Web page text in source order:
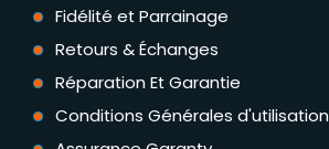
Fidélité et Parrainage
Retours & Échanges
Réparation Et Garantie
Conditions Générales d'utilisation